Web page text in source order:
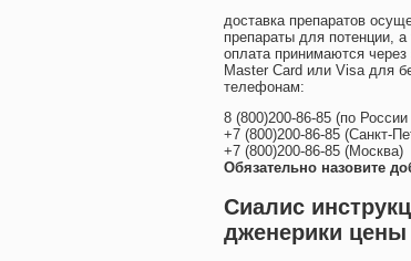
доставка препаратов
препараты для потенции, а
оплата принимаются
Master Card или Visa для
телефонам:
8 (800)200-86-85 (по
+7 (800)200-86-85 (Санкт-
+7 (800)200-86-85 (Москва)
Обязательно назовите
Сиалис
дженерики цены